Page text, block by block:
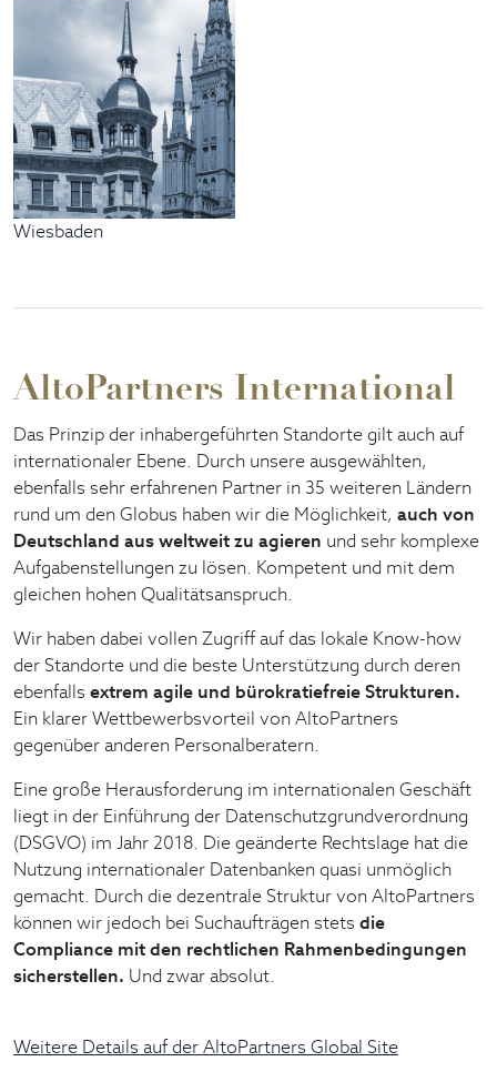
Wiesbaden
AltoPartners International
Das Prinzip der inhabergeführten Standorte gilt auch auf
internationaler Ebene. Durch unsere ausgewählten,
ebenfalls sehr erfahrenen Partner in 35 weiteren Ländern
rund um den Globus haben wir die Möglichkeit, auch von
Deutschland aus weltweit zu agieren und sehr komplexe
Aufgabenstellungen zu lösen. Kompetent und mit dem
gleichen hohen Qualitätsanspruch.
Wir haben dabei vollen Zugriff auf das lokale Know-how
der Standorte und die beste Unterstützung durch deren
ebenfalls extrem agile und bürokratiefreie Strukturen.
Ein klarer Wettbewerbsvorteil von AltoPartners
gegenüber anderen Personalberatern.
Eine große Herausforderung im internationalen Geschäft
liegt in der Einführung der Datenschutzgrundverordnung
(DSGVO) im Jahr 2018. Die geänderte Rechtslage hat die
Nutzung internationaler Datenbanken quasi unmöglich
gemacht. Durch die dezentrale Struktur von AltoPartners
können wir jedoch bei Suchaufträgen stets die
Compliance mit den rechtlichen Rahmenbedingungen
sicherstellen. Und zwar absolut.
Weitere Details auf der AltoPartners Global Site